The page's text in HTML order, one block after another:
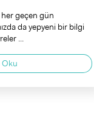
her geçen gün
da yepyeni bir bilgi
...
Oku